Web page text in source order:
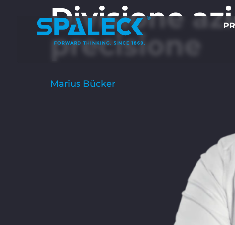
Divisione
precisione
Marius Bücker